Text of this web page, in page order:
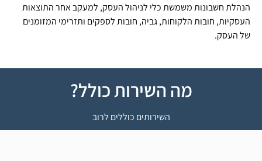
הנהלת חשבונות משמשת כלי לניהול העסק, למעקב אחר התוצאות
העסקיות, חובות הלקוחות, גביה, חובות לספקים ותזרימי המזומנים
של העסק.
מה השירות כולל?
השירותים כוללים לרוב